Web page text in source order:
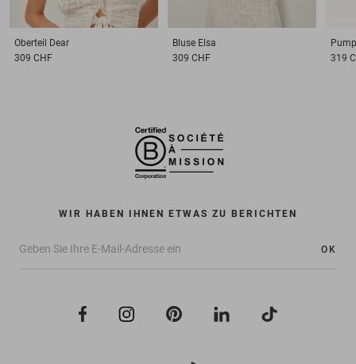
Oberteil Dear
309 CHF
Bluse Elsa
309 CHF
319
WIR HABEN IHNEN ETWAS ZU BERICHTEN
OK